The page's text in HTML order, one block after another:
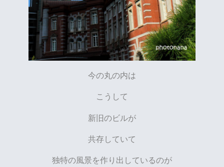
今の丸の内は
こうして
新旧のビルが
共存していて
独特の風景を作り出しているのが